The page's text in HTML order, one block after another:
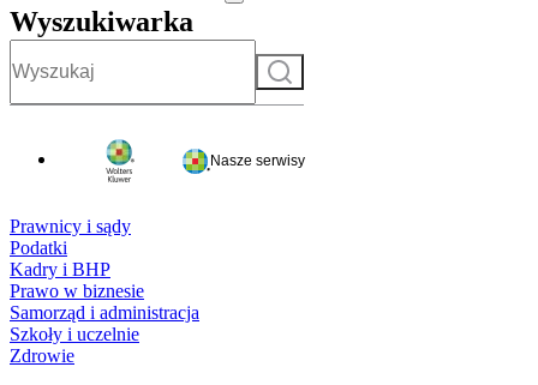
Wyszukiwarka
Szukaj
Nasze serwisy
Prawnicy i sądy
Podatki
Kadry i BHP
Prawo w biznesie
Samorząd i administracja
Szkoły i uczelnie
Zdrowie